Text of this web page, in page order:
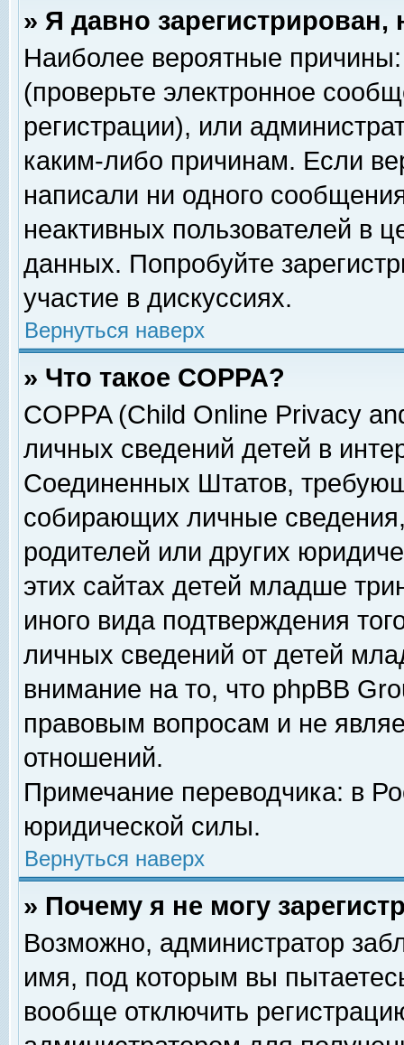
» Я давно
Наиболее вероятные
(проверьте электронное
регистрации), или
каким-либо причинам. Если
написали ни одного
неактивных пользователей в
данных. Попробуйте
участие в дискуссиях.
Вернуться наверх
» Что такое COPPA?
COPPA (Child Online Privacy
личных сведений детей в
Соединенных Штатов,
собирающих личные
родителей или других
этих сайтах детей младше
иного вида подтверждения
личных сведений от детей
внимание на то, что phpBB
правовым вопросам и не
отношений.
Примечание переводчика: в
юридической силы.
Вернуться наверх
» Почему я не могу
Возможно, администратор
имя, под которым вы
вообще отключить